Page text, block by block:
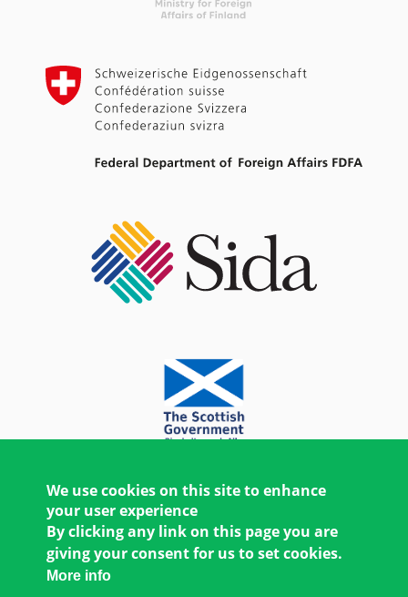
We use cookies on this site to enhance
your user experience
By clicking any link on this page you are
giving your consent for us to set cookies.
More info